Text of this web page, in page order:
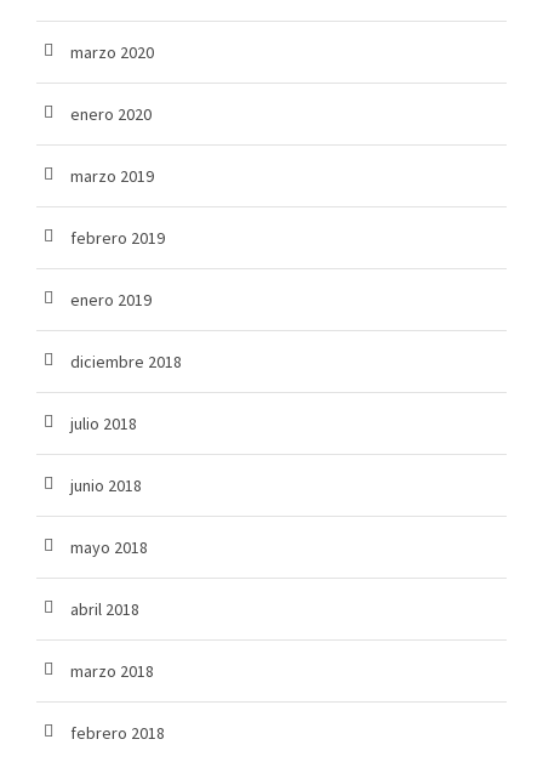
marzo 2020
enero 2020
marzo 2019
febrero 2019
enero 2019
diciembre 2018
julio 2018
junio 2018
mayo 2018
abril 2018
marzo 2018
febrero 2018